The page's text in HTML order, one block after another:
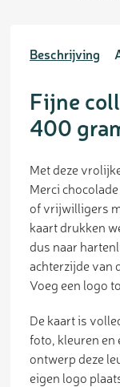
Beschrijving
Fijne
400
Met deze
Merci
of vrijwilligers
kaart drukken
dus naar
achterzijde van
Voeg een logo
De kaart is
foto, kleuren en
ontwerp deze
eigen logo